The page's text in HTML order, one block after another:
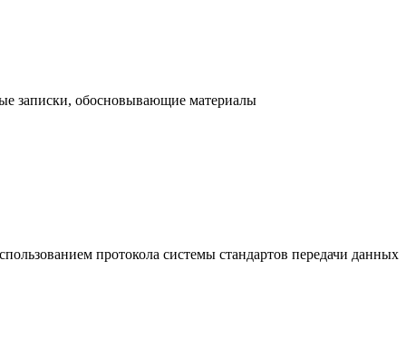
записки, обосновывающие материалы
протокола системы стандартов передачи данных